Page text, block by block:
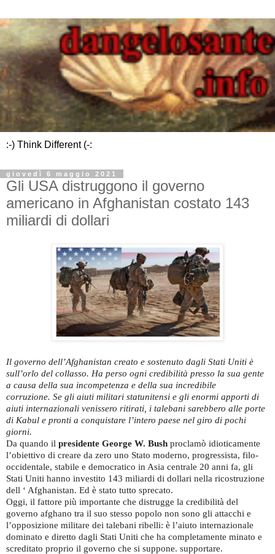
:-) Think Different (-:
giovedì 6 maggio 2021
Gli USA distruggono il governo
americano in Afghanistan costato 143
miliardi di dollari
Il governo dell’Afghanistan creato e sostenuto dagli Stati Uniti è
sull’orlo del collasso. Ha perso ogni credibilità presso la sua gente
a causa della sua incompetenza e della sua incredibile
corruzione. Se gli aiuti militari statunitensi e gli enormi apporti di
aiuti internazionali venissero ritirati, i talebani sarebbero alle porte
di Kabul e pronti a conquistare l’intero paese nel giro di pochi
giorni.
Da quando il presidente George W. Bush proclamò idioticamente
l’obiettivo di creare da zero uno Stato moderno, progressista, filo-
occidentale, stabile e democratico in Asia centrale 20 anni fa, gli
Stati Uniti hanno investito 143 miliardi di dollari nella ricostruzione
dell ‘ Afghanistan. Ed è stato tutto sprecato.
Oggi, il fattore più importante che distrugge la credibilità del
governo afghano tra il suo stesso popolo non sono gli attacchi e
l’opposizione militare dei talebani ribelli: è l’aiuto internazionale
dominato e diretto dagli Stati Uniti che ha completamente minato e
screditato proprio il governo che si suppone. supportare.